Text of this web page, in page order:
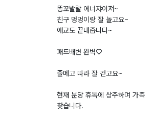
똥꼬발랄 에너쟈이져~
친구 멍멍이랑 잘 놀고요~
애교도 끝내줍니다~
패드배변 완벽♡
줄메고 따라 잘 걷고요~
현재 분당 휴독에 상주하며 가족
찾습니다.